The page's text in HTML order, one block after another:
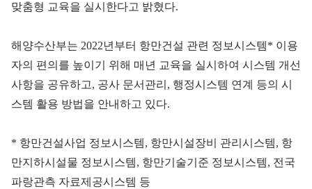
맞춤형 교육을 실시한다고 밝혔다.
해양수산부는 2022년부터 항만건설 관련 정보시스템* 이용
자의 편의를 높이기 위해 매년 교육을 실시하여 시스템 개선
사항을 공유하고, 공사 문서관리, 행정시스템 연계 등의 시
스템 활용 방법을 안내하고 있다.
* 항만건설사업 정보시스템, 항만시설장비 관리시스템, 항
만지하시설물 정보시스템, 항만기술기준 정보시스템, 전국
파랑관측 자료제공시스템 등